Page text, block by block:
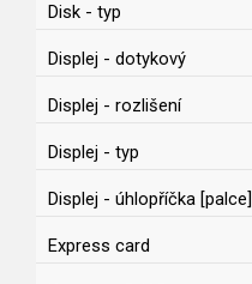
Disk - typ
Displej - dotykový
Displej - rozlišení
Displej - typ
Displej - úhlopříčka [palce]
Express card